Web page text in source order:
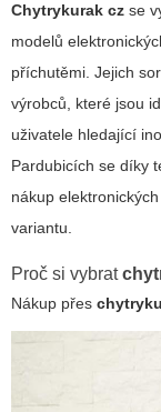
Chytrykurak cz se
modelů
příchutěmi. Jejich
výrobců, které jsou
uživatele hledající
Pardubicích se díky
nákup
variantu.
Proč si vybrat
Nákup přes